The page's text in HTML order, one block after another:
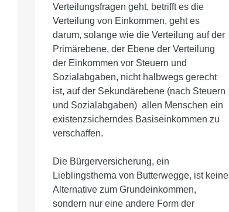
Verteilungsfragen geht, betrifft es die
Verteilung von Einkommen, geht es
darum, solange wie die Verteilung auf der
Primärebene, der Ebene der Verteilung
der Einkommen vor Steuern und
Sozialabgaben, nicht halbwegs gerecht
ist, auf der Sekundärebene (nach Steuern
und Sozialabgaben) allen Menschen ein
existenzsicherndes Basiseinkommen zu
verschaffen.
Die Bürgerversicherung, ein
Lieblingsthema von Butterwegge, ist keine
Alternative zum Grundeinkommen,
sondern nur eine andere Form der